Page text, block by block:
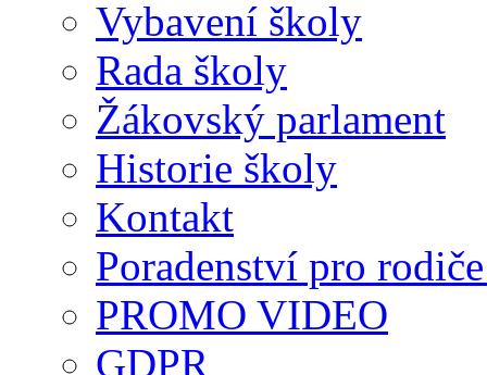
Vybavení školy
Rada školy
Žákovský parlament
Historie školy
Kontakt
Poradenství pro
PROMO VIDEO
GDPR